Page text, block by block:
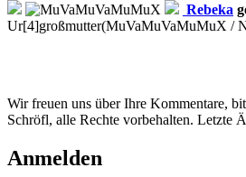
Rebeka
Ur[4]großmutter(MuVaMuVaMuMuX /
Wir freuen uns über Ihre Kommentare,
Schröfl, alle Rechte vorbehalten. Letzte
Anmelden